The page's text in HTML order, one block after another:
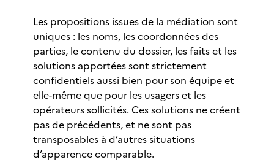
Les propositions issues de la médiation sont
uniques : les noms, les coordonnées des
parties, le contenu du dossier, les faits et les
solutions apportées sont strictement
confidentiels aussi bien pour son équipe et
elle-même que pour les usagers et les
opérateurs sollicités. Ces solutions ne créent
pas de précédents, et ne sont pas
transposables à d’autres situations
d’apparence comparable.